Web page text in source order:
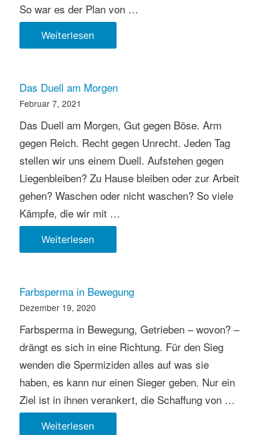
So war es der Plan von …
WeiterlesenPeng
=
Das Duell am Morgen
Februar 7, 2021
Das Duell am Morgen, Gut gegen Böse. Arm
gegen Reich. Recht gegen Unrecht. Jeden Tag
stellen wir uns einem Duell. Aufstehen gegen
Liegenbleiben? Zu Hause bleiben oder zur Arbeit
gehen? Waschen oder nicht waschen? So viele
Kämpfe, die wir mit …
WeiterlesenDas
Duell
Morgen
Farbsperma in Bewegung
Dezember 19, 2020
Farbsperma in Bewegung, Getrieben – wovon? –
drängt es sich in eine Richtung. Für den Sieg
wenden die Spermiziden alles auf was sie
haben, es kann nur einen Sieger geben. Nur ein
Ziel ist in ihnen verankert, die Schaffung von …
WeiterlesenFarbsperma